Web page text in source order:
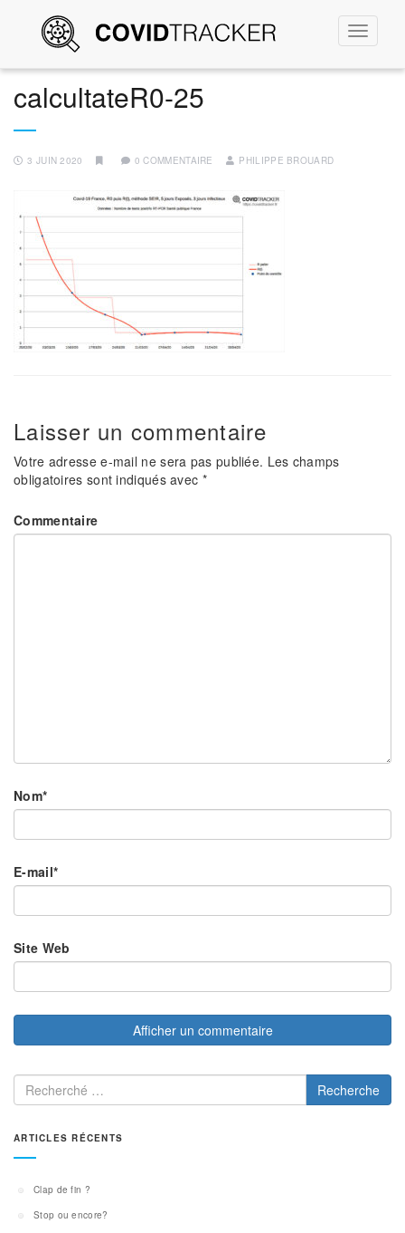
la
calcultateR0-25
3 JUIN 2020 0 COMMENTAIRE PHILIPPE BROUARD
Laisser un commentaire
Votre adresse e-mail ne sera pas publiée. Les champs
obligatoires sont indiqués avec *
Commentaire
Nom*
E-mail*
Site Web
Recherche
ARTICLES RÉCENTS
Clap de fin ?
Stop ou encore?